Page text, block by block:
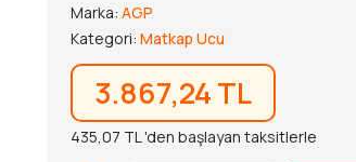
Marka:AGP
Kategori:Matkap Ucu
3.867,24 TL
435,07 TL 'den başlayan taksitlerle